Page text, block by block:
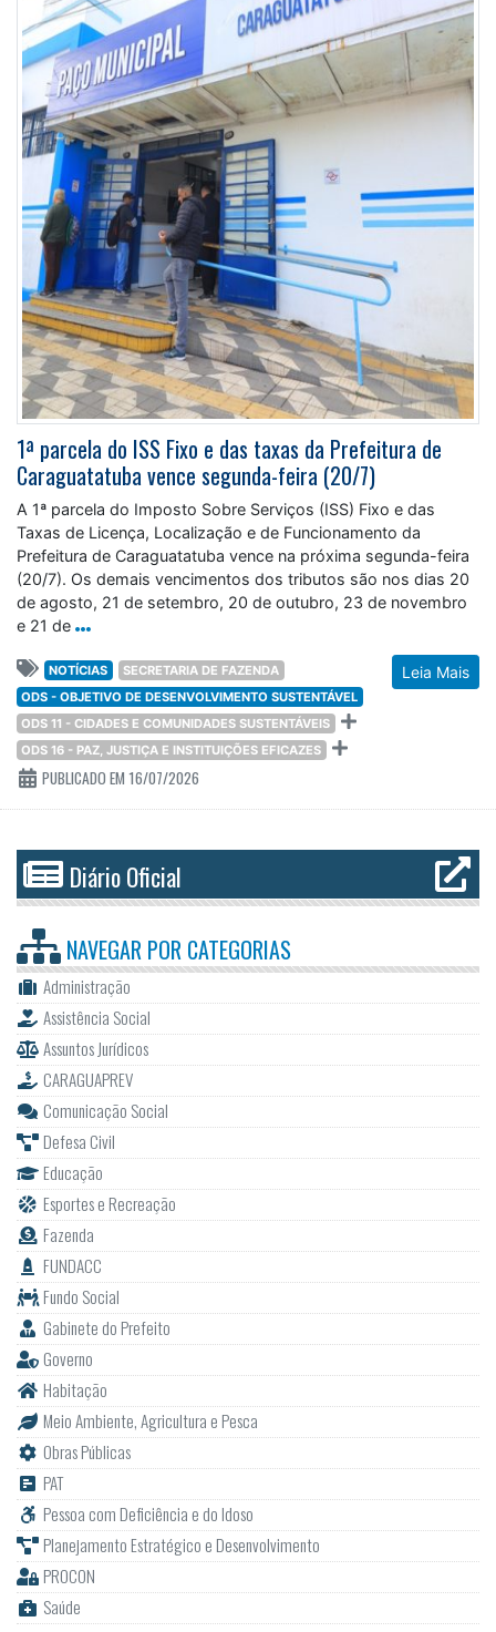
1ª parcela do ISS Fixo e das taxas da Prefeitura de
Caraguatatuba vence segunda-feira (20/7)
A 1ª parcela do Imposto Sobre Serviços (ISS) Fixo e das
Taxas de Licença, Localização e de Funcionamento da
Prefeitura de Caraguatatuba vence na próxima segunda-feira
(20/7). Os demais vencimentos dos tributos são nos dias 20
de agosto, 21 de setembro, 20 de outubro, 23 de novembro
e 21 de
Leia Mais
NOTÍCIAS
SECRETARIA DE FAZENDA
ODS - OBJETIVO DE DESENVOLVIMENTO SUSTENTÁVEL
ODS 11 - CIDADES E COMUNIDADES SUSTENTÁVEIS
ODS 16 - PAZ, JUSTIÇA E INSTITUIÇÕES EFICAZES
PUBLICADO EM 16/07/2026
Diário Oficial
NAVEGAR POR CATEGORIAS
Administração
Assistência Social
Assuntos Jurídicos
CARAGUAPREV
Comunicação Social
Defesa Civil
Educação
Esportes e Recreação
Fazenda
FUNDACC
Fundo Social
Gabinete do Prefeito
Governo
Habitação
Meio Ambiente, Agricultura e Pesca
Obras Públicas
PAT
Pessoa com Deficiência e do Idoso
Planejamento Estratégico e Desenvolvimento
PROCON
Saúde